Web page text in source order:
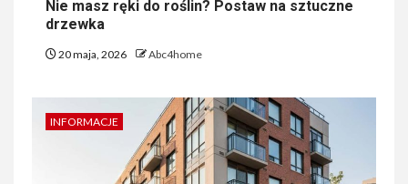
Nie masz ręki do roślin? Postaw na sztuczne
drzewka
20 maja, 2026 Abc4home
INFORMACJE